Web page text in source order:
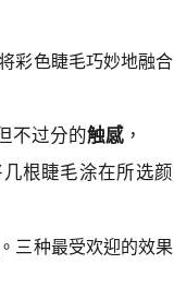
将彩色睫毛巧妙地融合
不过分的触感 ，
根睫毛涂在所选颜
三种最受欢迎的效果